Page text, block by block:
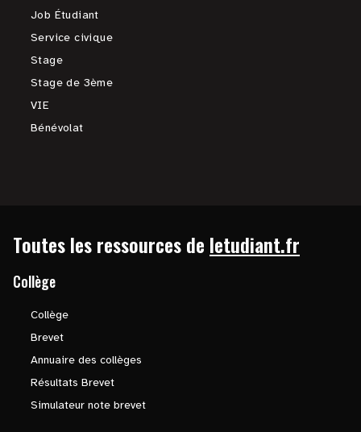
Job Étudiant
Service civique
Stage
Stage de 3ème
VIE
Bénévolat
Toutes les ressources de letudiant.fr
Collège
Collège
Brevet
Annuaire des collèges
Résultats Brevet
Simulateur note brevet